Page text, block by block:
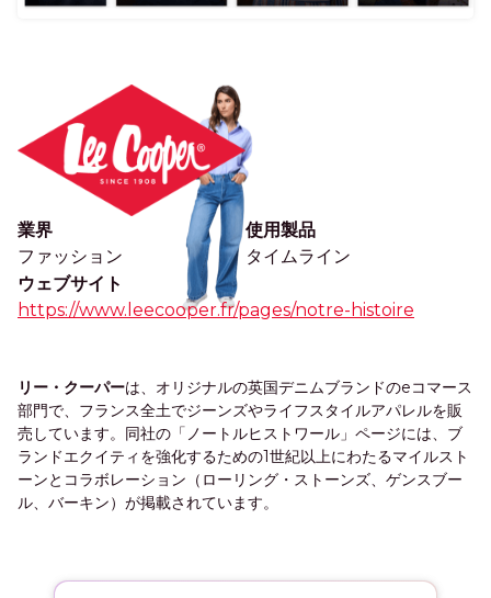
リー・クーパーは、オリジナルの英国デニムブランドのeコマース
部門で、フランス全土でジーンズやライフスタイルアパレルを販
売しています。同社の「ノートルヒストワール」ページには、ブ
ランドエクイティを強化するための1世紀以上にわたるマイルスト
ーンとコラボレーション（ローリング・ストーンズ、ゲンスブー
ル、バーキン）が掲載されています。
業界
ファッション
使用製品
タイムライン
ウェブサイト
https://www.leecooper.fr/pages/notre-histoire